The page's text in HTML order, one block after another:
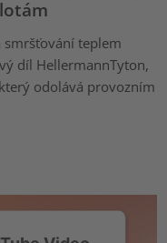
teplem
díl HellermannTyton,
odolává provozním